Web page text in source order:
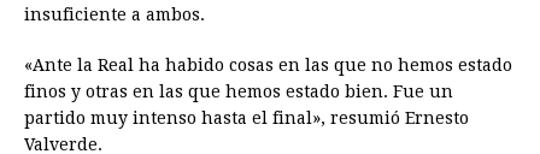
insuficiente a ambos.
«Ante la Real ha habido cosas en las que no hemos estado
finos y otras en las que hemos estado bien. Fue un
partido muy intenso hasta el final», resumió Ernesto
Valverde.